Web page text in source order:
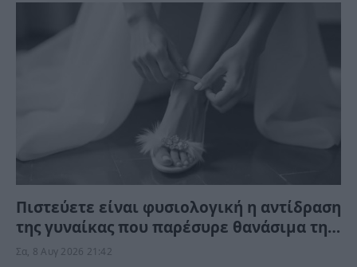
Πιστεύετε είναι φυσιολογική η αντίδραση
της γυναίκας που παρέσυρε θανάσιμα τη
34χρονη νύφη; «Θέλω τον πατέρα μου…»
Σα, 8 Αυγ 2026 21:42